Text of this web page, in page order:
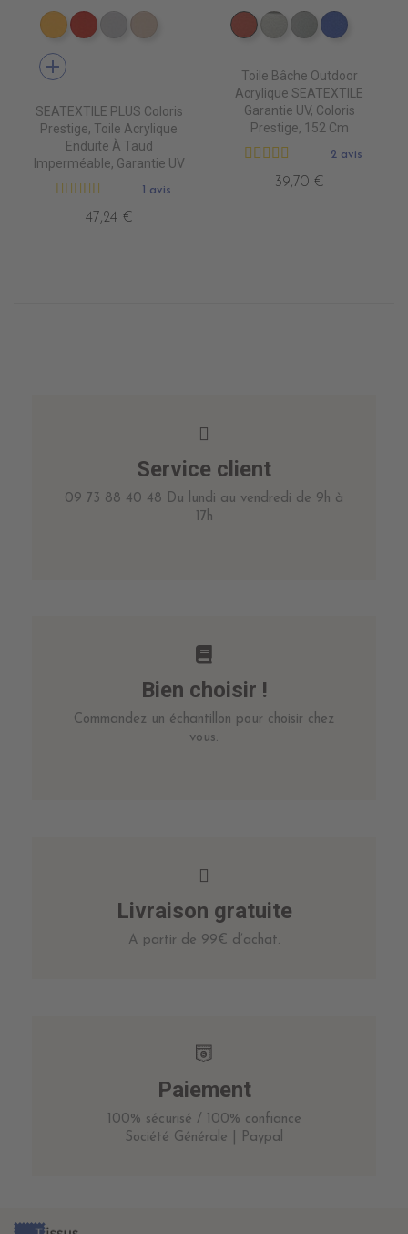
PT0740 JAUNE
PT0620 JOCKET RED
PT0700 PEARL
PT1590 PARIS BEIGE
add
SEATEXTILE PLUS Coloris
Prestige, Toile Acrylique
Enduite À Taud
Imperméable, Garantie UV
1 avis
47,24 €
PR0630 TERRA
PR0690 SYLVER
PR0700PR0550
Toile Bâche Outdoor
Acrylique SEATEXTILE
Garantie UV, Coloris
Prestige, 152 Cm
2 avis
39,70 €
Service client
09 73 88 40 48 Du lundi au vendredi de 9h à
17h
Bien choisir !
Commandez un échantillon pour choisir chez
vous.
Livraison gratuite
A partir de 99€ d’achat.
Paiement
100% sécurisé / 100% confiance
Société Générale | Paypal